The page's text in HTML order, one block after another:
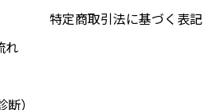
れ
）
特定商取引法に基づく表記